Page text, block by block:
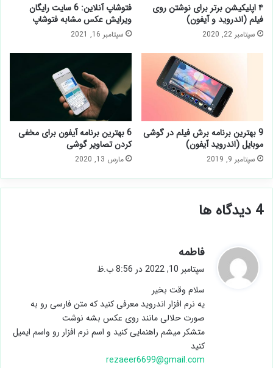
۴ اپلیکیشن برتر برای نوشتن روی
فیلم (اندروید و آیفون)
سپتامبر 22, 2020
فتوشاپ آنلاین: 6 سایت رایگان
ویرایش عکس مشابه فتوشاپ
سپتامبر 16, 2021
9 بهترین برنامه برش فیلم در گوشی
موبایل (اندروید آیفون)
سپتامبر 9, 2019
6 بهترین برنامه آیفون برای مخفی
کردن تصاویر گوشی
مارس 13, 2020
‫4 دیدگاه ها
فاطمه
ف
:
سپتامبر 10, 2022 در 8:56 ب.ظ
سلام وقت بخیر
یه نرم افزار اندروید معرفی کنید که متن فارسی رو به
صورت حلالی مانند روی عکس بشه نوشت
متشکر میشم راهنمایی کنید و اسم نرم افزار رو واسم ایمیل
کنید
rezaeer6699@gmail.com